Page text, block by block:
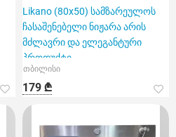
Likano (80x50) სამზარეულოს
ჩასაშენებელი ნიჟარა არის
მძლავრი და ელეგანტური
პროდუქტი
თბილისი
179 ₾